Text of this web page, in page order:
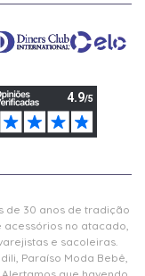
de 30 anos de tradição
no atacado,
e sacoleiras.
Paraíso Moda Bebê,